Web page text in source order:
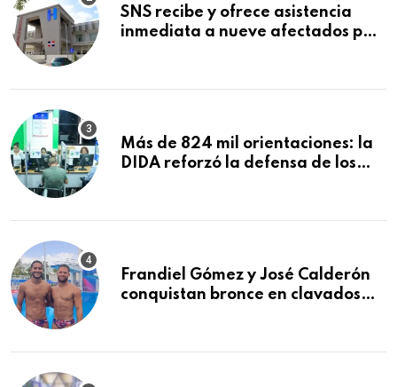
SNS recibe y ofrece asistencia
inmediata a nueve afectados por
Macorís
Más de 824 mil orientaciones: la
DIDA reforzó la defensa de los
Frandiel Gómez y José Calderón
conquistan bronce en clavados